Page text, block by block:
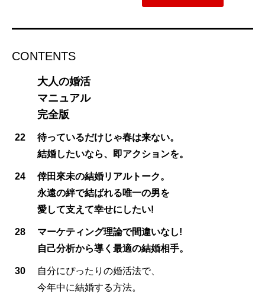
CONTENTS
大人の婚活
マニュアル
完全版
22
待っているだけじゃ春は来ない。
結婚したいなら、即アクションを。
24
倖田來未の結婚リアルトーク。
永遠の絆で結ばれる唯一の男を
愛して支えて幸せにしたい!
28
マーケティング理論で間違いなし!
自己分析から導く最適の結婚相手。
30
自分にぴったりの婚活法で、
今年中に結婚する方法。